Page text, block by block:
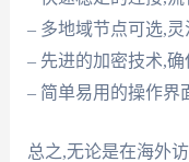
– 多地域节点可选,
– 先进的加密技术,
– 简单易用的操作界
总之,无论是在海外